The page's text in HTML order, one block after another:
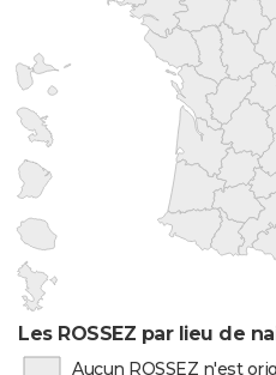
Les ROSSEZ par lieu de
Aucun ROSSEZ n'est